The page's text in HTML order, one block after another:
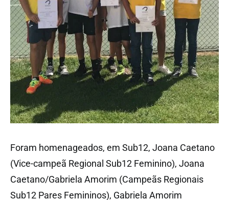
Foram homenageados, em Sub12, Joana Caetano
(Vice-campeã Regional Sub12 Feminino), Joana
Caetano/Gabriela Amorim (Campeãs Regionais
Sub12 Pares Femininos), Gabriela Amorim